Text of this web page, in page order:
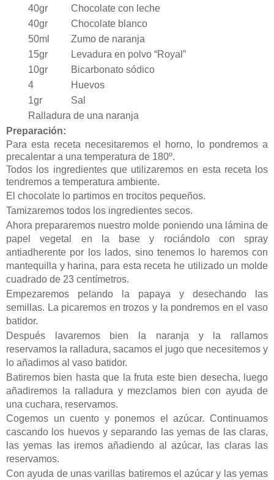
40gr
Chocolate con leche
40gr
Chocolate blanco
50ml
Zumo de naranja
15gr
Levadura en polvo “Royal”
10gr
Bicarbonato sódico
4
Huevos
1gr
Sal
Ralladura de una naranja
Preparación:
Para esta receta necesitaremos el horno, lo pondremos a
precalentar a una temperatura de 180º.
Todos los ingredientes que utilizaremos en esta receta los
tendremos a temperatura ambiente.
El chocolate lo partimos en trocitos pequeños.
Tamizaremos todos los ingredientes secos.
Ahora prepararemos nuestro molde poniendo una lámina de
papel vegetal en la base y rociándolo con spray
antiadherente por los lados, sino tenemos lo haremos con
mantequilla y harina, para esta receta he utilizado un molde
cuadrado de 23 centímetros.
Empezaremos pelando la papaya y desechando las
semillas. La picaremos en trozos y la pondremos en el vaso
batidor.
Después lavaremos bien la naranja y la rallamos
reservamos la ralladura, sacamos el jugo que necesitemos y
lo añadimos al vaso batidor.
Batiremos bien hasta que la fruta este bien desecha, luego
añadiremos la ralladura y mezclamos bien con ayuda de
una cuchara, reservamos.
Cogemos un cuento y ponemos el azúcar. Continuamos
cascando los huevos y separando las yemas de las claras,
las yemas las iremos añadiendo al azúcar, las claras las
reservamos.
Con ayuda de unas varillas batiremos el azúcar y las yemas